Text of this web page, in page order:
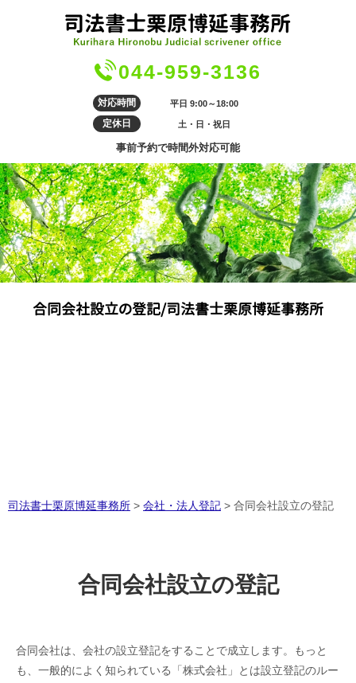
044-959-3136
対応時間 平日 9:00～18:00
定休日 土・日・祝日
事前予約で時間外対応可能
合同会社設立の登記/司法書士栗原博延事務所
司法書士栗原博延事務所 > 会社・法人登記 > 合同会社設立の登記
合同会社設立の登記
合同会社は、会社の設立登記をすることで成立します。もっと
も、一般的によく知られている「株式会社」とは設立登記のルー